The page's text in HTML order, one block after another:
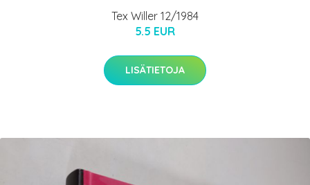
Tex Willer 12/1984
5.5 EUR
LISÄTIETOJA